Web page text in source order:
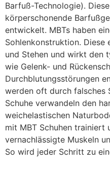
Barfuß-Technologie).
körperschonende
entwickelt. MBTs haben
Sohlenkonstruktion. Diese
und Stehen und wirkt den
wie Gelenk- und
Durchblutungsstörungen
werden oft durch falsches
Schuhe verwandeln den
weichelastischen
mit MBT Schuhen trainiert
vernachlässigte Muskeln
So wird jeder Schritt zu